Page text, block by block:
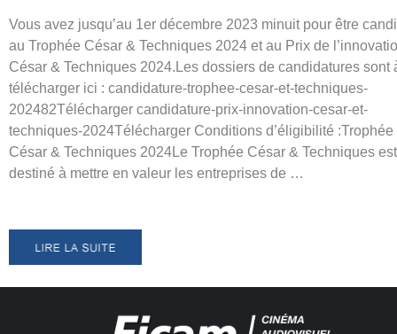
Vous avez jusqu’au 1er décembre 2023 minuit pour être
au Trophée César & Techniques 2024 et au Prix de
César & Techniques 2024.Les dossiers de candidatures sont
télécharger ici : candidature-trophee-cesar-et-techniques-
202482Télécharger candidature-prix-innovation-cesar-et-
techniques-2024Télécharger Conditions d’éligibilité :Trophée
César & Techniques 2024Le Trophée César & Techniques est
destiné à mettre en valeur les entreprises de …